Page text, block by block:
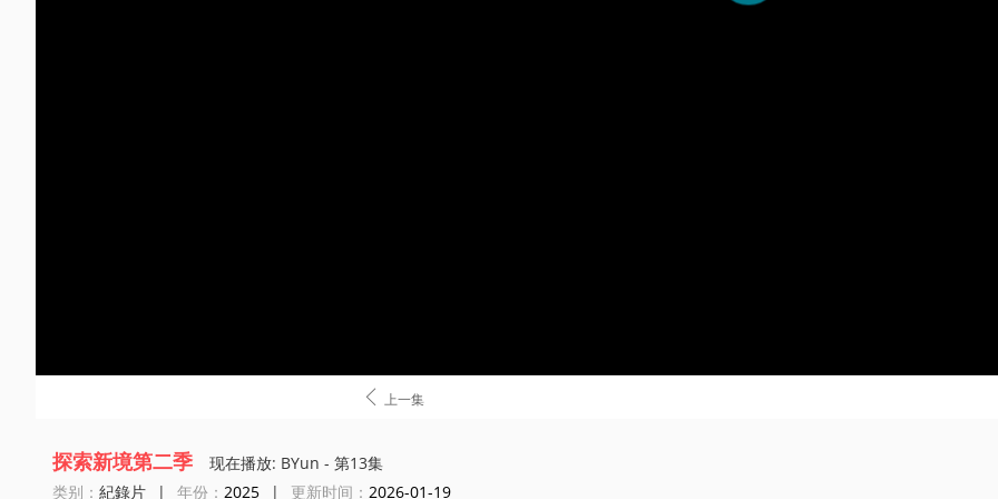
 上一集
探索新境第二季
现在播放: BYun - 第13集
类别： 紀錄片 | 年份： 2025 | 更新时间： 2026-01-19